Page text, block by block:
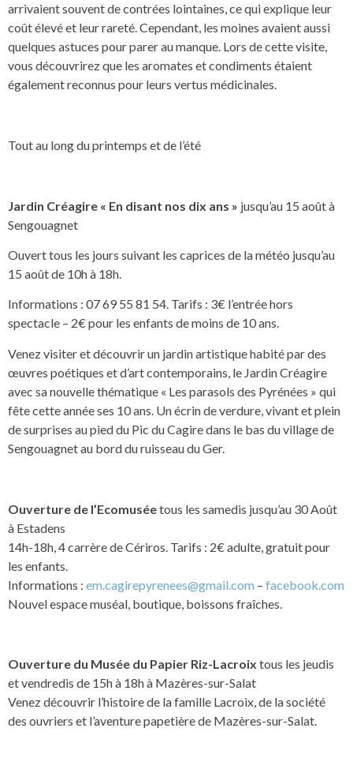
arrivaient souvent de contrées lointaines, ce qui explique leur
coût élevé et leur rareté. Cependant, les moines avaient aussi
quelques astuces pour parer au manque. Lors de cette visite,
vous découvrirez que les aromates et condiments étaient
également reconnus pour leurs vertus médicinales.
Tout au long du printemps et de l’été
Jardin Créagire « En disant nos dix ans » jusqu’au 15 août à
Sengouagnet
Ouvert tous les jours suivant les caprices de la météo jusqu’au
15 août de 10h à 18h.
Informations : 07 69 55 81 54. Tarifs : 3€ l’entrée hors
spectacle – 2€ pour les enfants de moins de 10 ans.
Venez visiter et découvrir un jardin artistique habité par des
œuvres poétiques et d’art contemporains, le Jardin Créagire
avec sa nouvelle thématique « Les parasols des Pyrénées » qui
fête cette année ses 10 ans. Un écrin de verdure, vivant et plein
de surprises au pied du Pic du Cagire dans le bas du village de
Sengouagnet au bord du ruisseau du Ger.
Ouverture de l’Ecomuséetous les samedis jusqu’au 30 Août
à Estadens
14h-18h, 4 carrère de Cériros. Tarifs : 2€ adulte, gratuit pour
les enfants.
Informations : em.cagirepyrenees@gmail.com – facebook.com
Nouvel espace muséal, boutique, boissons fraîches.
Ouverture du Musée du Papier Riz-Lacroix tous les jeudis
et vendredis de 15h à 18h à Mazères-sur-Salat
Venez découvrir l’histoire de la famille Lacroix, de la société
des ouvriers et l’aventure papetière de Mazères-sur-Salat.